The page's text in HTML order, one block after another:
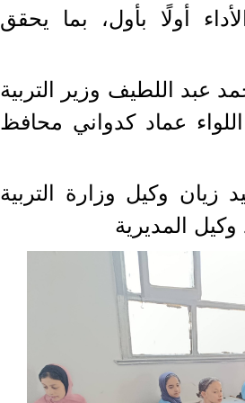
أولًا بأول، بما يحقق
عبد اللطيف وزير التربية
اللواء عماد كدواني محافظ
زيان وكيل وزارة التربية
وكيل المديرية